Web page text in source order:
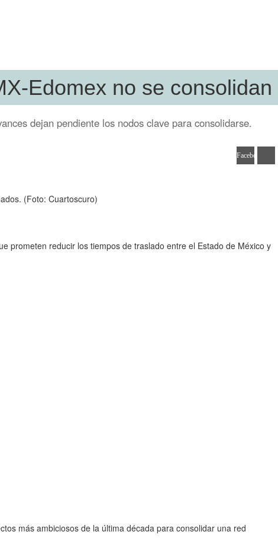
Edomex no se consolidan
dejan pendiente los nodos clave para consolidarse.
Facebook
(Foto: Cuartoscuro)
prometen reducir los tiempos de traslado entre el Estado de México y
más ambiciosos de la última década para consolidar una red